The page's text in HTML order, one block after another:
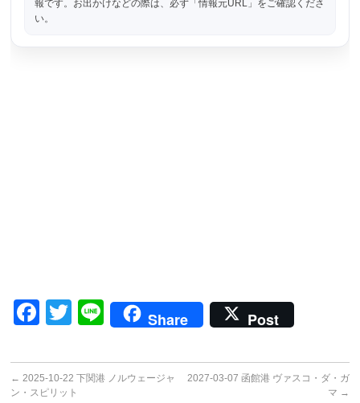
報です。お出かけなどの際は、必ず「情報元URL」をご確認くださ
い。
Facebook
Twitter
LineShare Post
← 2025-10-22 下関港 ノルウェージャ
ン・スピリット
2027-03-07 函館港 ヴァスコ・ダ・ガ
マ →